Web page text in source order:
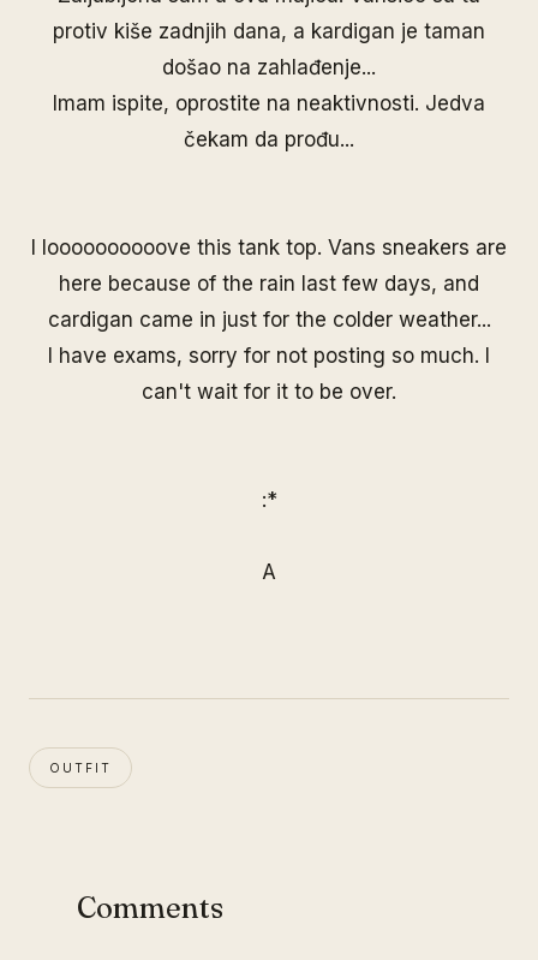
protiv kiše zadnjih dana, a kardigan je taman
došao na zahlađenje...
Imam ispite, oprostite na neaktivnosti. Jedva
čekam da prođu...
I loooooooooove this tank top. Vans sneakers are
here because of the rain last few days, and
cardigan came in just for the colder weather...
I have exams, sorry for not posting so much. I
can't wait for it to be over.
:*
A
OUTFIT
Comments